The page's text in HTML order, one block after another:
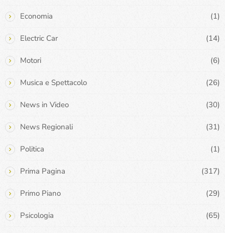
Economia (1)
Electric Car (14)
Motori (6)
Musica e Spettacolo (26)
News in Video (30)
News Regionali (31)
Politica (1)
Prima Pagina (317)
Primo Piano (29)
Psicologia (65)